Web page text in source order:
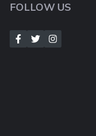
FOLLOW US